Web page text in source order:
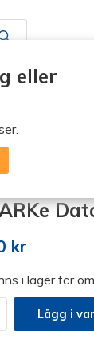
Vad är
klient
kr
i lager för
Lägg i
eller